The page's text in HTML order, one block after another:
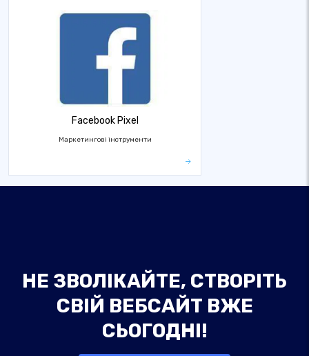
Facebook Pixel
Маркетингові інструменти
НЕ ЗВОЛІКАЙТЕ, СТВОРІТЬ
СВІЙ ВЕБСАЙТ ВЖЕ
СЬОГОДНІ!